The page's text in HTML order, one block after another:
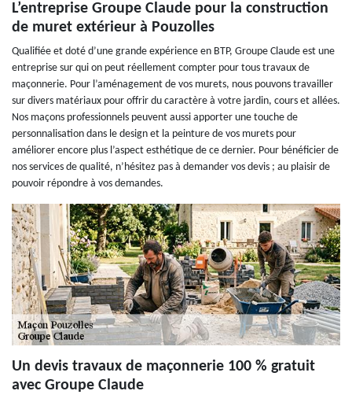
L’entreprise Groupe Claude pour la construction
de muret extérieur à Pouzolles
Qualifiée et doté d’une grande expérience en BTP, Groupe Claude est une
entreprise sur qui on peut réellement compter pour tous travaux de
maçonnerie. Pour l’aménagement de vos murets, nous pouvons travailler
sur divers matériaux pour offrir du caractère à votre jardin, cours et allées.
Nos maçons professionnels peuvent aussi apporter une touche de
personnalisation dans le design et la peinture de vos murets pour
améliorer encore plus l’aspect esthétique de ce dernier. Pour bénéficier de
nos services de qualité, n’hésitez pas à demander vos devis ; au plaisir de
pouvoir répondre à vos demandes.
Un devis travaux de maçonnerie 100 % gratuit
avec Groupe Claude